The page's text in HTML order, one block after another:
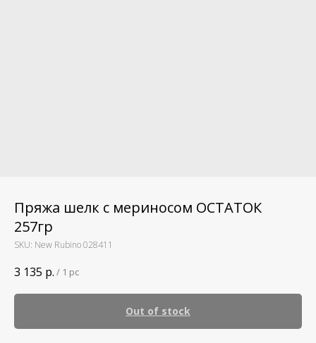
Пряжа шелк с мериносом ОСТАТОК
257гр
SKU: New Rubino 028411
3 135 р. / 1 pc
Out of stock